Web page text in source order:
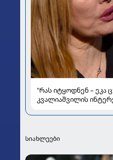
"რას იტყოდნენ – ეკა
კვალიაშვილის
სიახლეები